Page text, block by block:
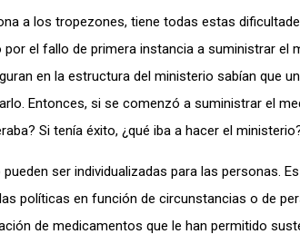
a los tropezones, tiene todas estas
el fallo de primera instancia a suministrar el
en la estructura del ministerio sabían que
Entonces, si se comenzó a suministrar el
Si tenía éxito, ¿qué iba a hacer el
ser individualizadas para las personas.
políticas en función de circunstancias o de
de medicamentos que le han permitido